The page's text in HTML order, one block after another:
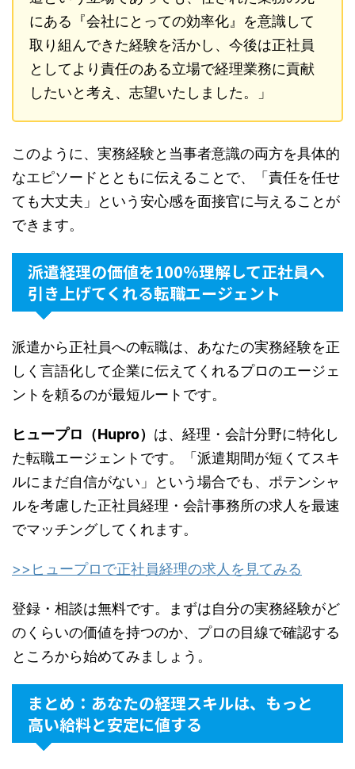
にある『会社にとっての効率化』を意識して
取り組んできた経験を活かし、今後は正社員
としてより責任のある立場で経理業務に貢献
したいと考え、志望いたしました。」
このように、実務経験と当事者意識の両方を具体的
なエピソードとともに伝えることで、「責任を任せ
ても大丈夫」という安心感を面接官に与えることが
できます。
派遣経理の価値を100%理解して正社員へ
引き上げてくれる転職エージェント
派遣から正社員への転職は、あなたの実務経験を正
しく言語化して企業に伝えてくれるプロのエージェ
ントを頼るのが最短ルートです。
ヒュープロ（Hupro） は、経理・会計分野に特化し
た転職エージェントです。「派遣期間が短くてスキ
ルにまだ自信がない」という場合でも、ポテンシャ
ルを考慮した正社員経理・会計事務所の求人を最速
でマッチングしてくれます。
>>ヒュープロで正社員経理の求人を見てみる
登録・相談は無料です。まずは自分の実務経験がど
のくらいの価値を持つのか、プロの目線で確認する
ところから始めてみましょう。
まとめ：あなたの経理スキルは、もっと
高い給料と安定に値する